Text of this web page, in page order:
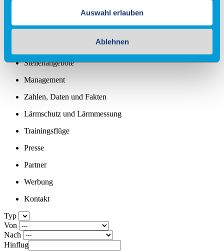
Auswahl erlauben
Ablehnen
Partner und Netzwerke
Stellenangebote
Management
Zahlen, Daten und Fakten
Lärmschutz und Lärmmessung
Trainingsflüge
Presse
Partner
Werbung
Kontakt
Typ
Von
Nach
Hinflug